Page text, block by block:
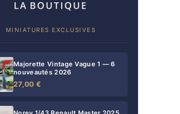
MINIATURES EXCLUSIVES
Majorette Vintage Vague 1 — 6
nouveautés 2026
27,00 €